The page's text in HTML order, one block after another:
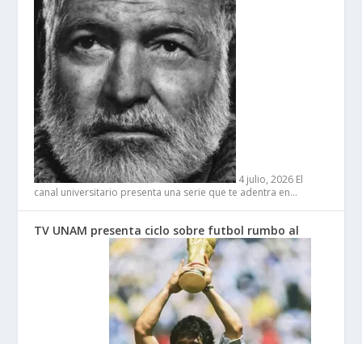
4 julio, 2026 El
canal universitario presenta una serie que te adentra en…
TV UNAM presenta ciclo sobre futbol rumbo al